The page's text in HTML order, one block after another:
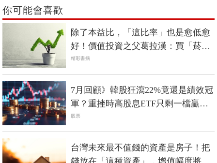
你可能會喜歡
除了本益比，「這比率」也是愈低愈
好！價值投資之父葛拉漢：買「菸屁
股」就對了
精彩書摘
7月回顧》韓股狂瀉22%竟還是績效冠
軍？重挫時高股息ETF只剩一檔贏過
0050
股票
台灣未來最不值錢的資產是房子！把
錢放在「這種資產」，增值幅度將是